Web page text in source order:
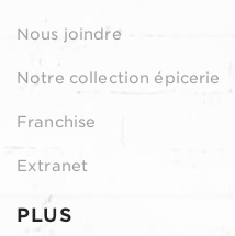
Nous joindre
Notre collection épicerie
Franchise
Extranet
PLUS